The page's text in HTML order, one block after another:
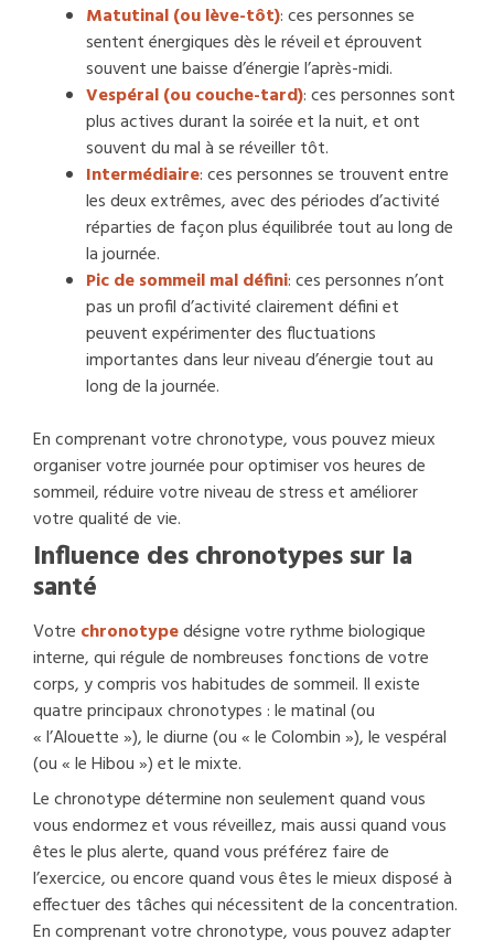
Matutinal (ou lève-tôt): ces personnes se
sentent énergiques dès le réveil et éprouvent
souvent une baisse d’énergie l’après-midi.
Vespéral (ou couche-tard): ces personnes sont
plus actives durant la soirée et la nuit, et ont
souvent du mal à se réveiller tôt.
Intermédiaire: ces personnes se trouvent entre
les deux extrêmes, avec des périodes d’activité
réparties de façon plus équilibrée tout au long de
la journée.
Pic de sommeil mal défini: ces personnes n’ont
pas un profil d’activité clairement défini et
peuvent expérimenter des fluctuations
importantes dans leur niveau d’énergie tout au
long de la journée.
En comprenant votre chronotype, vous pouvez mieux
organiser votre journée pour optimiser vos heures de
sommeil, réduire votre niveau de stress et améliorer
votre qualité de vie.
Influence des chronotypes sur la
santé
Votre chronotypedésigne votre rythme biologique
interne, qui régule de nombreuses fonctions de votre
corps, y compris vos habitudes de sommeil. Il existe
quatre principaux chronotypes : le matinal (ou
« l’Alouette »), le diurne (ou « le Colombin »), le vespéral
(ou « le Hibou ») et le mixte.
Le chronotype détermine non seulement quand vous
vous endormez et vous réveillez, mais aussi quand vous
êtes le plus alerte, quand vous préférez faire de
l’exercice, ou encore quand vous êtes le mieux disposé à
effectuer des tâches qui nécessitent de la concentration.
En comprenant votre chronotype, vous pouvez adapter